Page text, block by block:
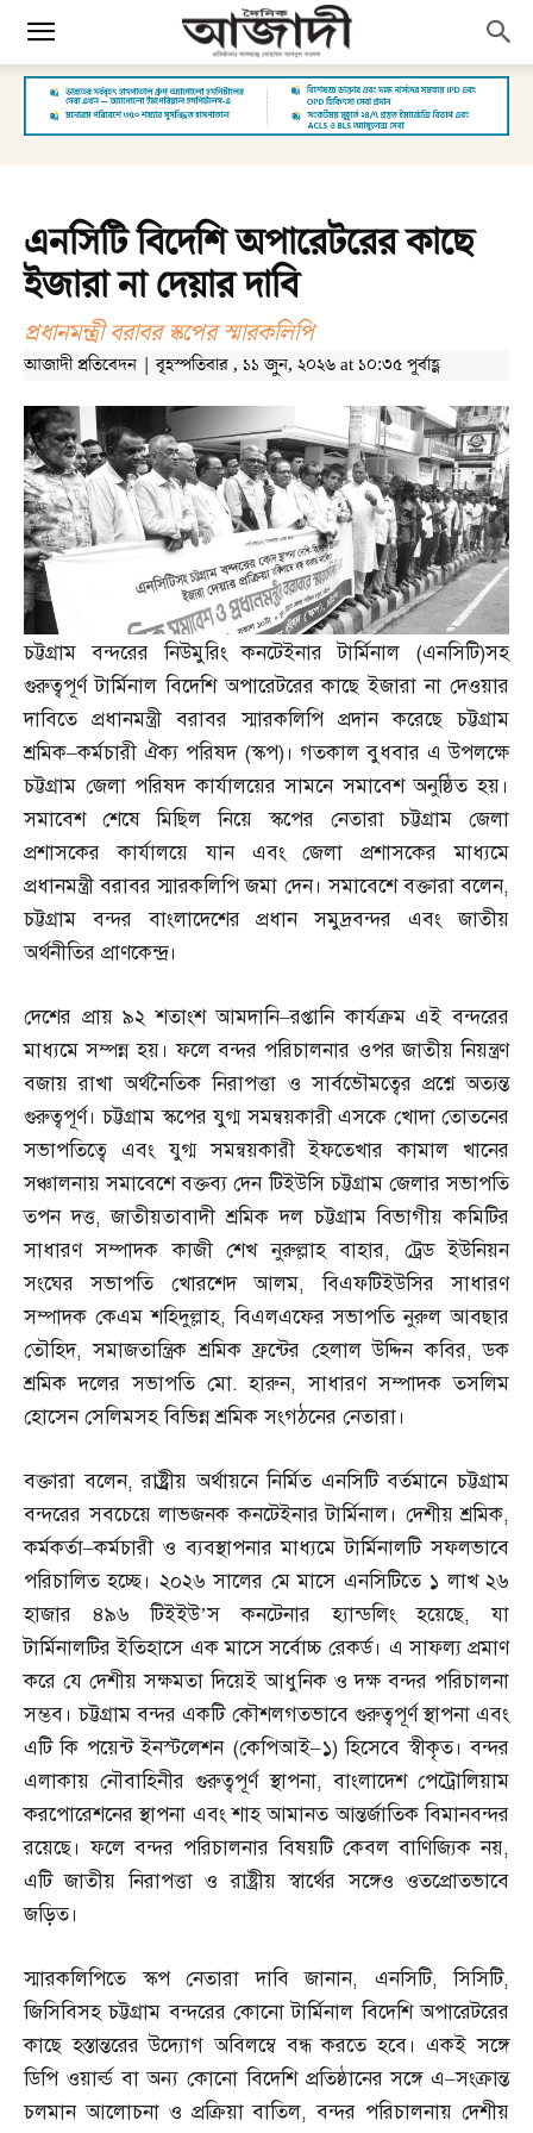
এনসিটি বিদেশি অপারেটরের কাছে
ইজারা না দেয়ার দাবি
প্রধানমন্ত্রী বরাবর স্কপের স্মারকলিপি
আজাদী প্রতিবেদন | বৃহস্পতিবার , ১১ জুন, ২০২৬ at ১০:৩৫ পূর্বাহ্ণ
চট্টগ্রাম বন্দরের নিউমুরিং কনটেইনার টার্মিনাল (এনসিটি)সহ
গুরুত্বপূর্ণ টার্মিনাল বিদেশি অপারেটরের কাছে ইজারা না দেওয়ার
দাবিতে প্রধানমন্ত্রী বরাবর স্মারকলিপি প্রদান করেছে চট্টগ্রাম
শ্রমিক–কর্মচারী ঐক্য পরিষদ (স্কপ)। গতকাল বুধবার এ উপলক্ষে
চট্টগ্রাম জেলা পরিষদ কার্যালয়ের সামনে সমাবেশ অনুষ্ঠিত হয়।
সমাবেশ শেষে মিছিল নিয়ে স্কপের নেতারা চট্টগ্রাম জেলা
প্রশাসকের কার্যালয়ে যান এবং জেলা প্রশাসকের মাধ্যমে
প্রধানমন্ত্রী বরাবর স্মারকলিপি জমা দেন। সমাবেশে বক্তারা বলেন,
চট্টগ্রাম বন্দর বাংলাদেশের প্রধান সমুদ্রবন্দর এবং জাতীয়
অর্থনীতির প্রাণকেন্দ্র।
দেশের প্রায় ৯২ শতাংশ আমদানি–রপ্তানি কার্যক্রম এই বন্দরের
মাধ্যমে সম্পন্ন হয়। ফলে বন্দর পরিচালনার ওপর জাতীয় নিয়ন্ত্রণ
বজায় রাখা অর্থনৈতিক নিরাপত্তা ও সার্বভৌমত্বের প্রশ্নে অত্যন্ত
গুরুত্বপূর্ণ। চট্টগ্রাম স্কপের যুগ্ম সমন্বয়কারী এসকে খোদা তোতনের
সভাপতিত্বে এবং যুগ্ম সমন্বয়কারী ইফতেখার কামাল খানের
সঞ্চালনায় সমাবেশে বক্তব্য দেন টিইউসি চট্টগ্রাম জেলার সভাপতি
তপন দত্ত,জাতীয়তাবাদী শ্রমিক দল চট্টগ্রাম বিভাগীয় কমিটির
সাধারণ সম্পাদক কাজী শেখ নুরুল্লাহ বাহার, ট্রেড ইউনিয়ন
সংঘের সভাপতি খোরশেদ আলম,বিএফটিইউসির সাধারণ
সম্পাদক কেএম শহিদুল্লাহ,বিএলএফের সভাপতি নুরুল আবছার
তৌহিদ,সমাজতান্ত্রিক শ্রমিক ফ্রন্টের হেলাল উদ্দিন কবির,ডক
শ্রমিক দলের সভাপতি মো.হারুন,সাধারণ সম্পাদক তসলিম
হোসেন সেলিমসহ বিভিন্ন শ্রমিক সংগঠনের নেতারা।
বক্তারা বলেন,রাষ্ট্র্রীয় অর্থায়নে নির্মিত এনসিটি বর্তমানে চট্টগ্রাম
বন্দরের সবচেয়ে লাভজনক কনটেইনার টার্মিনাল। দেশীয় শ্রমিক,
কর্মকর্তা–কর্মচারী ও ব্যবস্থাপনার মাধ্যমে টার্মিনালটি সফলভাবে
পরিচালিত হচ্ছে। ২০২৬ সালের মে মাসে এনসিটিতে ১ লাখ ২৬
হাজার ৪৯৬ টিইইউ’স কনটেনার হ্যান্ডলিং হয়েছে,যা
টার্মিনালটির ইতিহাসে এক মাসে সর্বোচ্চ রেকর্ড। এ সাফল্য প্রমাণ
করে যে দেশীয় সক্ষমতা দিয়েই আধুনিক ও দক্ষ বন্দর পরিচালনা
সম্ভব। চট্টগ্রাম বন্দর একটি কৌশলগতভাবে গুরুত্বপূর্ণ স্থাপনা এবং
এটি কি পয়েন্ট ইনস্টলেশন (কেপিআই–১)হিসেবে স্বীকৃত। বন্দর
এলাকায় নৌবাহিনীর গুরুত্বপূর্ণ স্থাপনা,বাংলাদেশ পেট্রোলিয়াম
করপোরেশনের স্থাপনা এবং শাহ আমানত আন্তর্জাতিক বিমানবন্দর
রয়েছে। ফলে বন্দর পরিচালনার বিষয়টি কেবল বাণিজ্যিক নয়,
এটি জাতীয় নিরাপত্তা ও রাষ্ট্রীয় স্বার্থের সঙ্গেও ওতপ্রোতভাবে
জড়িত।
স্মারকলিপিতে স্কপ নেতারা দাবি জানান, এনসিটি,সিসিটি,
জিসিবিসহ চট্টগ্রাম বন্দরের কোনো টার্মিনাল বিদেশি অপারেটরের
কাছে হস্তান্তরের উদ্যোগ অবিলম্বে বন্ধ করতে হবে। একই সঙ্গে
ডিপি ওয়ার্ল্ড বা অন্য কোনো বিদেশি প্রতিষ্ঠানের সঙ্গে এ–সংক্রান্ত
চলমান আলোচনা ও প্রক্রিয়া বাতিল,বন্দর পরিচালনায় দেশীয়